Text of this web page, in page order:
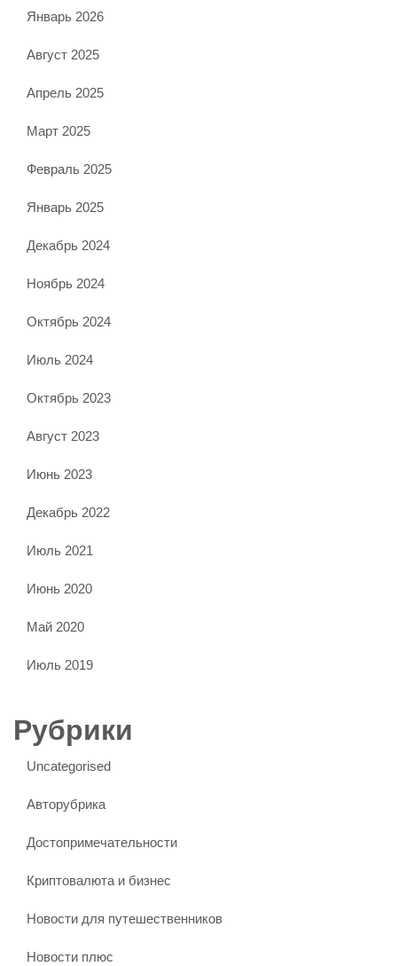
Январь 2026
Август 2025
Апрель 2025
Март 2025
Февраль 2025
Январь 2025
Декабрь 2024
Ноябрь 2024
Октябрь 2024
Июль 2024
Октябрь 2023
Август 2023
Июнь 2023
Декабрь 2022
Июль 2021
Июнь 2020
Май 2020
Июль 2019
Рубрики
Uncategorised
Авторубрика
Достопримечательности
Криптовалюта и бизнес
Новости для путешественников
Новости плюс